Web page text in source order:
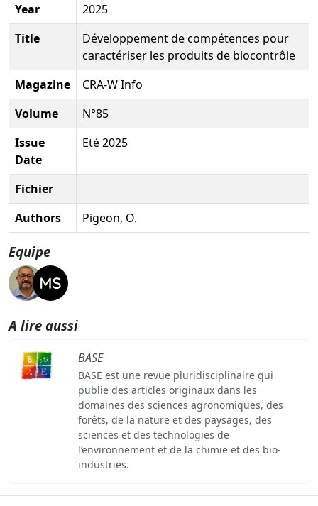
Year
2025
Title
Développement de compétences pour
caractériser les produits de biocontrôle
Magazine
CRA-W Info
Volume
N°85
Issue
Date
Eté 2025
Fichier
Authors
Pigeon, O.
Equipe
A lire aussi
BASE
BASE est une revue pluridisciplinaire qui
publie des articles originaux dans les
domaines des sciences agronomiques, des
forêts, de la nature et des paysages, des
sciences et des technologies de
l’environnement et de la chimie et des bio-
industries.